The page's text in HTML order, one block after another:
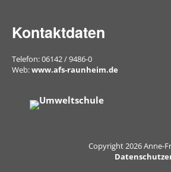
Sport
Soziales
Lernen
Türkisch
Kontaktdaten
Telefon: 06142 / 9486-0
Web:www.afs-raunheim.de
Copyright 2026 Anne-